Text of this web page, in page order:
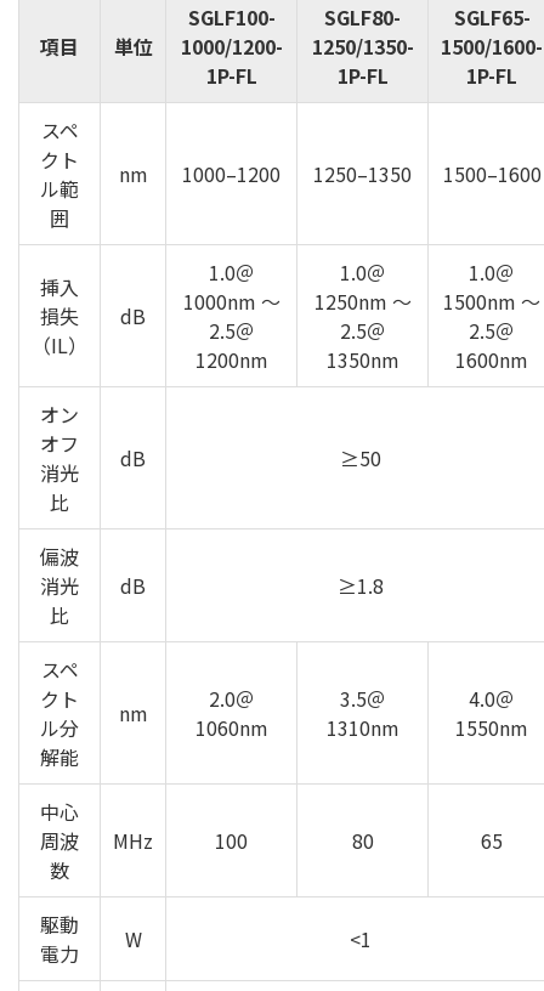
項目 単位
SGLF100-
1000/1200-
1P-FL
SGLF80-
1250/1350-
1P-FL
SGLF65-
1500/1600-
1P-FL
スペ
クト
ル範
囲
nm 1000–1200 1250–1350 1500–1600
挿入
損失
（IL）
dB
1.0＠
1000nm ～
2.5＠
1200nm
1.0＠
1250nm ～
2.5＠
1350nm
1.0＠
1500nm ～
2.5＠
1600nm
オン
オフ
消光
比
dB ≥50
偏波
消光
比
dB ≥1.8
スペ
クト
ル分
解能
nm
2.0＠
1060nm
3.5＠
1310nm
4.0＠
1550nm
中心
周波
数
MHz 100 80 65
駆動
電力
W <1